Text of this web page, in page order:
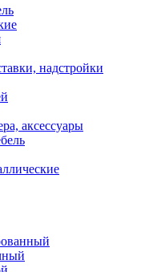
надстройки
аксессуары